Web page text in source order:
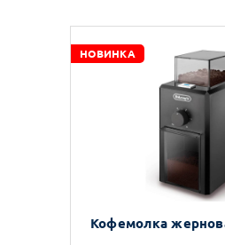
НОВИНКА
Кофемолка